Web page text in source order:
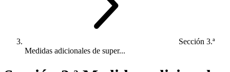
Sección 3.ª
Medidas adicionales de super...